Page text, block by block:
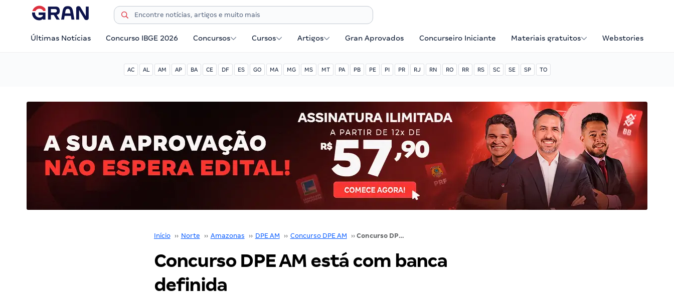
Últimas Notícias Concurso IBGE 2026 Concursos Cursos Artigos Gran Aprovados Concurseiro Iniciante Materiais gratuitos Webstories
AC AL AM AP BA CE DF ES GO MA MG MS MT PA PB PE PI PR RJ RN RO RR RS SC SE SP TO
Início ›› Norte ›› Amazonas ›› DPE AM ›› Concurso DPE AM ›› Concurso DPE AM está com banca definida
Concurso DPE AM está com banca
definida